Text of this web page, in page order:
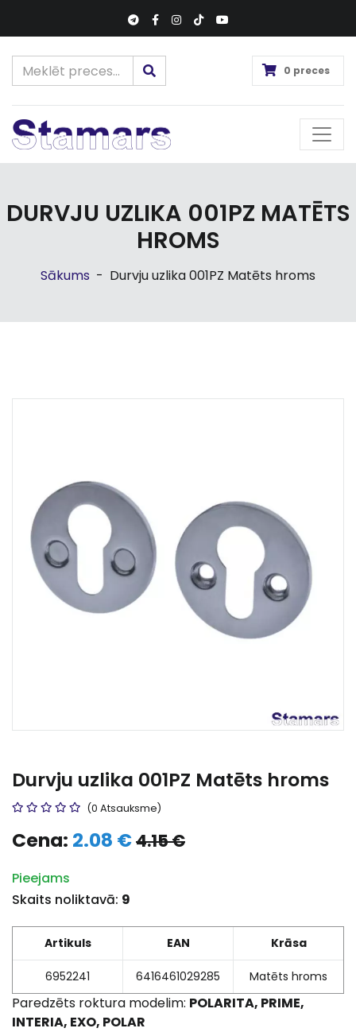
0 preces
DURVJU UZLIKA 001PZ MATĒTS
HROMS
Sākums - Durvju uzlika 001PZ Matēts hroms
Durvju uzlika 001PZ Matēts hroms
(0 Atsauksme)
Cena: 2.08 €4.15 €
Pieejams
Skaits noliktavā: 9
Artikuls EAN Krāsa
6952241 6416461029285 Matēts hroms
Paredzēts roktura modelim: POLARITA, PRIME,
INTERIA, EXO, POLAR